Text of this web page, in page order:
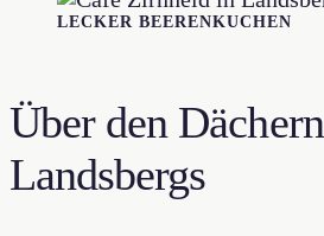
LECKER BEERENKUCHEN
Über den Dächern
Landsbergs